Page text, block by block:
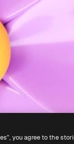
you agree to the